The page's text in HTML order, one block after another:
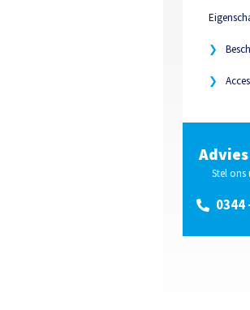
❯
❯
Stel ons
0344